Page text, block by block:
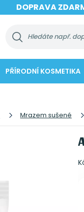
DOPRAVA
PŘÍRODNÍ KOSMETIKA
Mrazem sušené